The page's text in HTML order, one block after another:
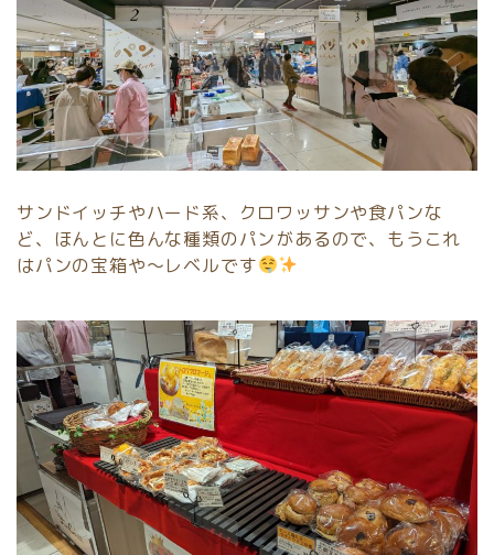
サンドイッチやハード系、クロワッサンや食パンな
ど、ほんとに色んな種類のパンがあるので、もうこれ
はパンの宝箱や～レベルです